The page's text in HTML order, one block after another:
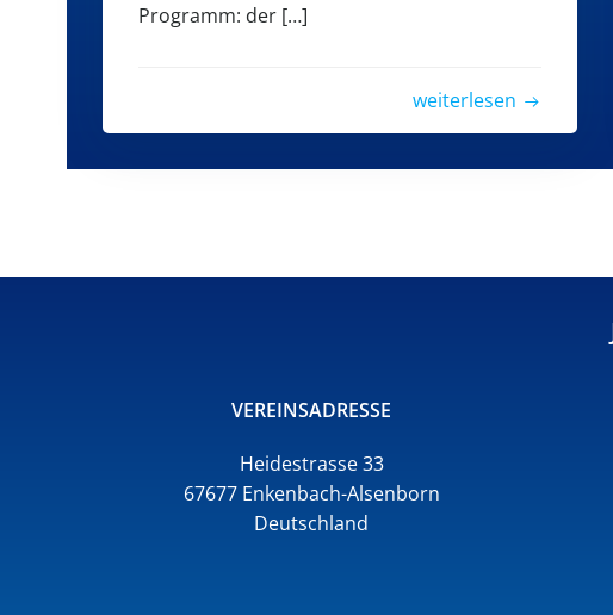
Programm: der […]
weiterlesen
VEREINSADRESSE
Heidestrasse 33
67677 Enkenbach-Alsenborn
Deutschland